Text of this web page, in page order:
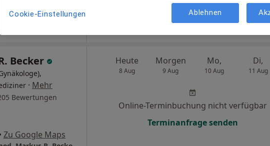
Becker
· Mehr
Bewertungen
Zu Google Maps
Heute
8 Aug
Morgen
9 Aug
Mo,
10 Aug
Di,
11 Aug
Online-Terminbuchung nicht verfügbar
Terminanfrage senden
Cookie-Einstellungen Ablehnen